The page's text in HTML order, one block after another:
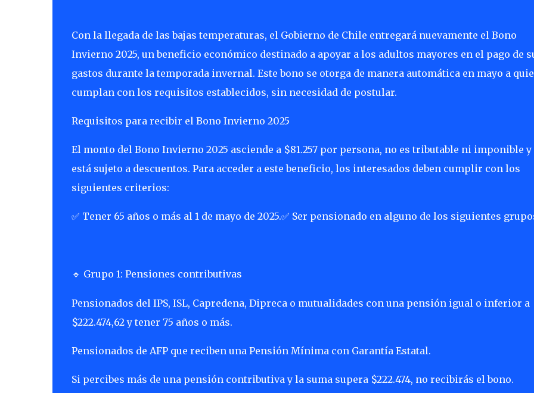
Con la llegada de las bajas temperaturas, el Gobierno de Chile entregará nuevamente el Bono
Invierno 2025, un beneficio económico destinado a apoyar a los adultos mayores en el pago de
gastos durante la temporada invernal. Este bono se otorga de manera automática en mayo a
cumplan con los requisitos establecidos, sin necesidad de postular.
Requisitos para recibir el Bono Invierno 2025
El monto del Bono Invierno 2025 asciende a $81.257 por persona, no es tributable ni imponible y
está sujeto a descuentos. Para acceder a este beneficio, los interesados deben cumplir con los
siguientes criterios:
✅ Tener 65 años o más al 1 de mayo de 2025.✅ Ser pensionado en alguno de los siguientes
🔹 Grupo 1: Pensiones contributivas
Pensionados del IPS, ISL, Capredena, Dipreca o mutualidades con una pensión igual o inferior a
$222.474,62 y tener 75 años o más.
Pensionados de AFP que reciben una Pensión Mínima con Garantía Estatal.
Si percibes más de una pensión contributiva y la suma supera $222.474, no recibirás el bono.